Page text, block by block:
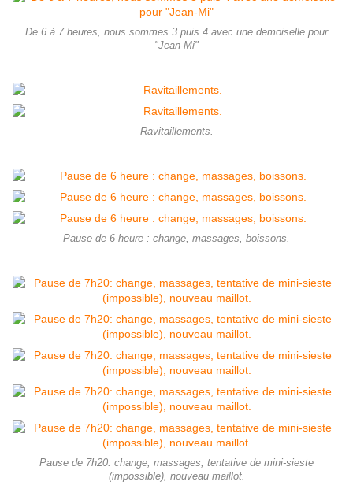
De 6 à 7 heures, nous sommes 3 puis 4 avec une demoiselle pour
"Jean-Mi"
Ravitaillements.
Pause de 6 heure : change, massages, boissons.
Pause de 7h20: change, massages, tentative de mini-sieste
(impossible), nouveau maillot.